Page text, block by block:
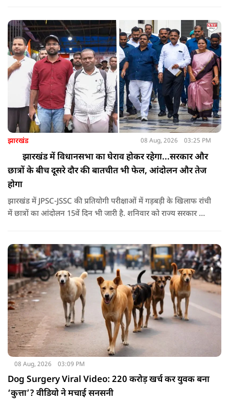
दिया.
झारखंड 08 Aug, 2026 03:25 PM
झारखंड में विधानसभा का घेराव होकर रहेगा...सरकार और
छात्रों के बीच दूसरे दौर की बातचीत भी फेल, आंदोलन और तेज
होगा
झारखंड में JPSC-JSSC की प्रतियोगी परीक्षाओं में गड़बड़ी के खिलाफ रांची
में छात्रों का आंदोलन 15वें दिन भी जारी है. शनिवार को राज्य सरकार और
08 Aug, 2026 03:09 PM
Dog Surgery Viral Video: 220 करोड़ खर्च कर युवक बना
‘कुत्ता’? वीडियो ने मचाई सनसनी